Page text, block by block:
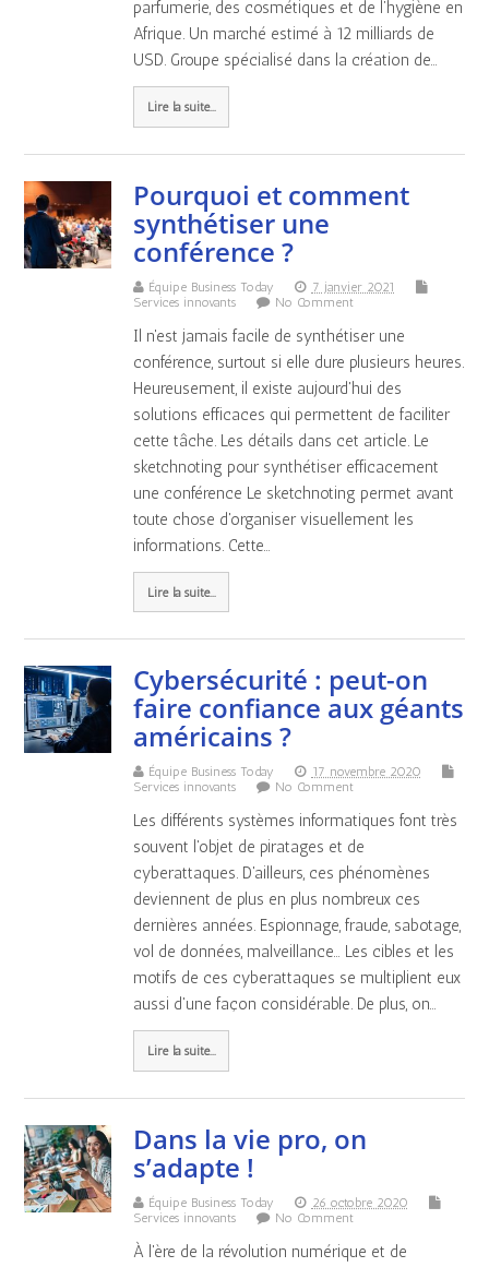
parfumerie, des cosmétiques et de l’hygiène en
Afrique. Un marché estimé à 12 milliards de
USD. Groupe spécialisé dans la création de…
Lire la suite...
Pourquoi et comment
synthétiser une
conférence ?
Équipe Business Today
7 janvier 2021
Services innovants
No Comment
Il n'est jamais facile de synthétiser une
conférence, surtout si elle dure plusieurs heures.
Heureusement, il existe aujourd'hui des
solutions efficaces qui permettent de faciliter
cette tâche. Les détails dans cet article. Le
sketchnoting pour synthétiser efficacement
une conférence Le sketchnoting permet avant
toute chose d'organiser visuellement les
informations. Cette…
Lire la suite...
Cybersécurité : peut-on
faire confiance aux géants
américains ?
Équipe Business Today
17 novembre 2020
Services innovants
No Comment
Les différents systèmes informatiques font très
souvent l'objet de piratages et de
cyberattaques. D'ailleurs, ces phénomènes
deviennent de plus en plus nombreux ces
dernières années. Espionnage, fraude, sabotage,
vol de données, malveillance… Les cibles et les
motifs de ces cyberattaques se multiplient eux
aussi d'une façon considérable. De plus, on…
Lire la suite...
Dans la vie pro, on
s’adapte !
Équipe Business Today
26 octobre 2020
Services innovants
No Comment
À l'ère de la révolution numérique et de